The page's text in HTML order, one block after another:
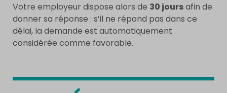
Votre employeur dispose alors de 30 joursafin de
donner sa réponse : s’il ne répond pas dans ce
délai, la demande est automatiquement
considérée comme favorable.